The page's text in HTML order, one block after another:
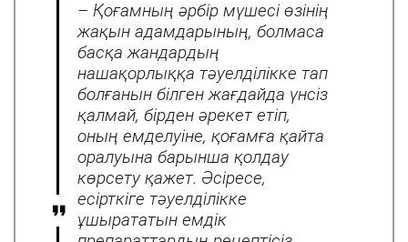
– Қоғамның əрбір мүшесі өзінің
жақын адамдарының, болмаса
басқа жандардың
нашақорлыққа тəуелділікке тап
болғанын білген жағдайда үнсіз
қалмай, бірден əрекет етіп,
оның емделуіне, қоғамға қайта
оралуына барынша қолдау
көрсету қажет. Əсіресе,
есірткіге тəуелділікке
ұшырататын емдік